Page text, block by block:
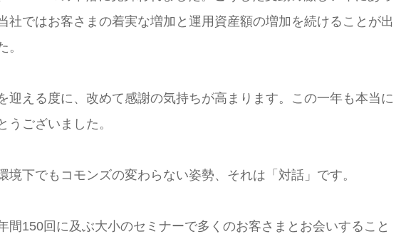
社ではお客さまの着実な増加と運用資産額の増加を続けることが出
。
迎える度に、改めて感謝の気持ちが高まります。この一年も本当に
うございました。
境下でもコモンズの変わらない姿勢、それは「対話」です。
間150回に及ぶ大小のセミナーで多くのお客さまとお会いすること